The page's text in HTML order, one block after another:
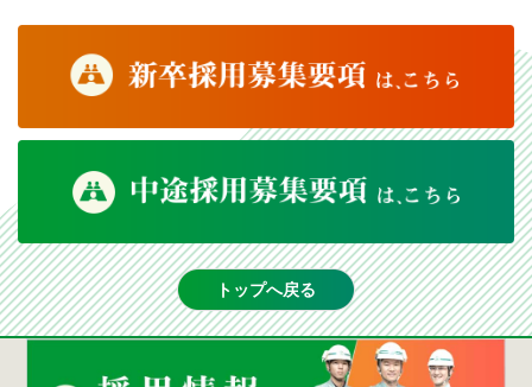
トップへ戻る